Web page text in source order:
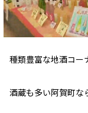
種類豊富な地酒コー
酒蔵も多い阿賀町な